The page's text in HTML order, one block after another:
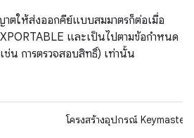
าตให้ส่งออกคีย์แบบสมมาตรก็ต่อเมื่อ
และเป็นไปตามข้อกําหนด
น การตรวจสอบสิทธิ์) เท่านั้น
โครงสร้างอุปกรณ์ Keymaster